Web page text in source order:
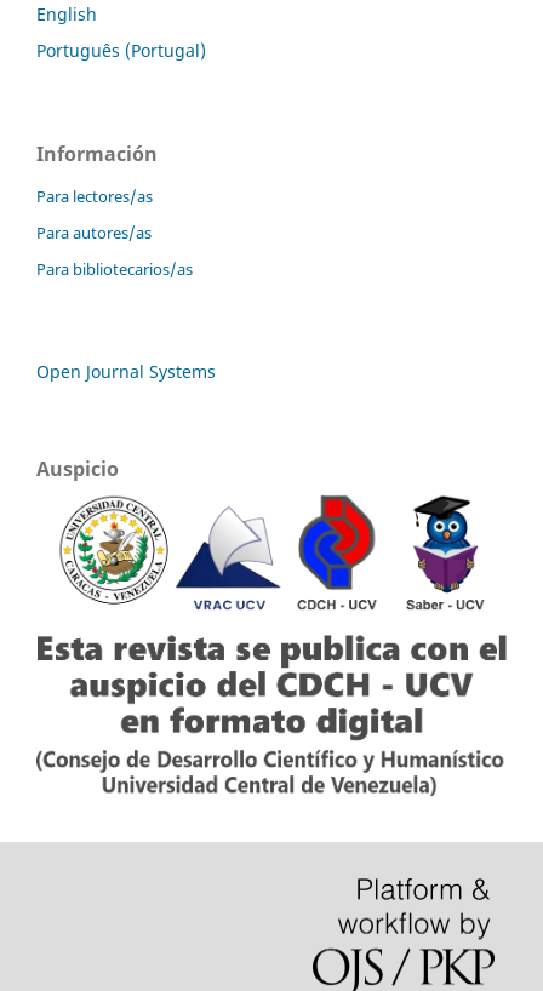
English
Português (Portugal)
Información
Para lectores/as
Para autores/as
Para bibliotecarios/as
Open Journal Systems
Auspicio